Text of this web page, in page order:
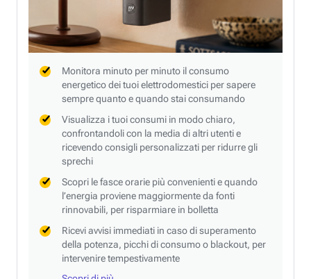
Monitora minuto per minuto il consumo
energetico dei tuoi elettrodomestici per sapere
sempre quanto e quando stai consumando
Visualizza i tuoi consumi in modo chiaro,
confrontandoli con la media di altri utenti e
ricevendo consigli personalizzati per ridurre gli
sprechi
Scopri le fasce orarie più convenienti e quando
l’energia proviene maggiormente da fonti
rinnovabili, per risparmiare in bolletta
Ricevi avvisi immediati in caso di superamento
della potenza, picchi di consumo o blackout, per
intervenire tempestivamente